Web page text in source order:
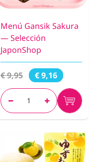
Menú Gansik Sakura
— Selección
JaponShop
€ 9,95 € 9,16